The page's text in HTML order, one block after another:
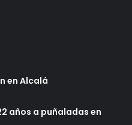
en Alcalá
años a puñaladas en